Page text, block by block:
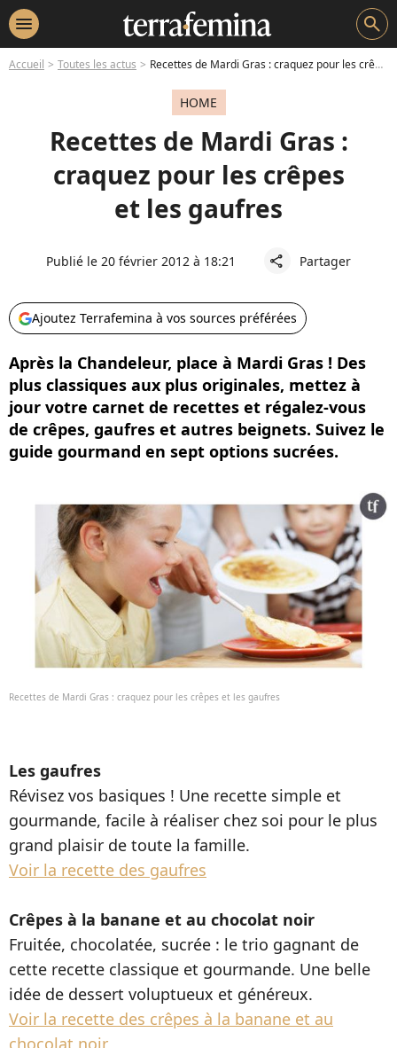
menu search
Accueil Toutes les actus Recettes de Mardi Gras : craquez pour les crêpes et les gaufres
HOME
Recettes de Mardi Gras :
craquez pour les crêpes
et les gaufres
Publié le 20 février 2012 à 18:21 share Partager
Ajoutez Terrafemina à vos sources préférées
Après la Chandeleur, place à Mardi Gras ! Des
plus classiques aux plus originales, mettez à
jour votre carnet de recettes et régalez-vous
de crêpes, gaufres et autres beignets. Suivez le
guide gourmand en sept options sucrées.
Recettes de Mardi Gras : craquez pour les crêpes et les gaufres
Les gaufres
Révisez vos basiques ! Une recette simple et
gourmande, facile à réaliser chez soi pour le plus
grand plaisir de toute la famille.
Voir la recette des gaufres
Crêpes à la banane et au chocolat noir
Fruitée, chocolatée, sucrée : le trio gagnant de
cette recette classique et gourmande. Une belle
idée de dessert voluptueux et généreux.
Voir la recette des crêpes à la banane et au
chocolat noir